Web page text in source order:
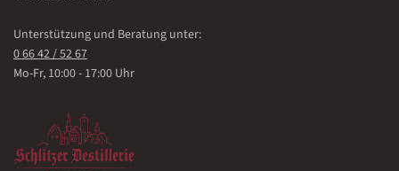
Unterstützung und Beratung unter:
0 66 42 / 52 67
Mo-Fr, 10:00 - 17:00 Uhr